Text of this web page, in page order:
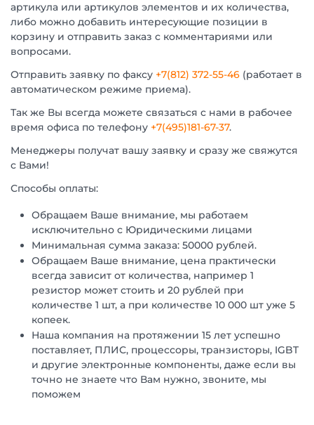
артикула или артикулов элементов и их количества,
либо можно добавить интересующие позиции в
корзину и отправить заказ с комментариями или
вопросами.
Отправить заявку по факсу +7(812) 372-55-46 (работает в
автоматическом режиме приема).
Так же Вы всегда можете связаться с нами в рабочее
время офиса по телефону +7(495)181-67-37.
Менеджеры получат вашу заявку и сразу же свяжутся
с Вами!
Способы оплаты:
Обращаем Ваше внимание, мы работаем
исключительно с Юридическими лицами
Минимальная сумма заказа: 50000 рублей.
Обращаем Ваше внимание, цена практически
всегда зависит от количества, например 1
резистор может стоить и 20 рублей при
количестве 1 шт, а при количестве 10 000 шт уже 5
копеек.
Наша компания на протяжении 15 лет успешно
поставляет, ПЛИС, процессоры, транзисторы, IGBT
и другие электронные компоненты, даже если вы
точно не знаете что Вам нужно, звоните, мы
поможем